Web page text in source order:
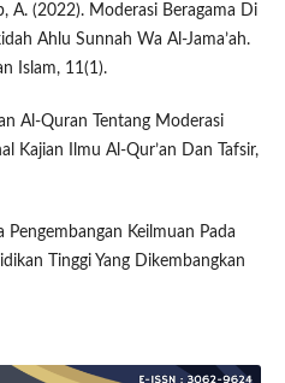
A. (2022). Moderasi Beragama Di
Ahlu Sunnah Wa Al-Jama’ah.
Islam, 11(1).
Al-Quran Tentang Moderasi
Kajian Ilmu Al-Qur’an Dan Tafsir,
Keilmuan Pada
Tinggi Yang Dikembangkan